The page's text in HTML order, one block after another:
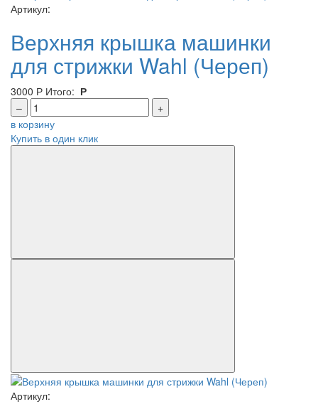
Артикул:
Верхняя крышка машинки
для стрижки Wahl (Череп)
3000 Р Итого: Р
–
+
в корзину
Купить в один клик
Артикул: